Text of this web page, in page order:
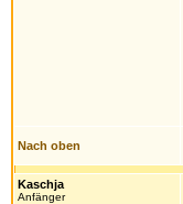
Nach oben
Kaschja
Anfänger